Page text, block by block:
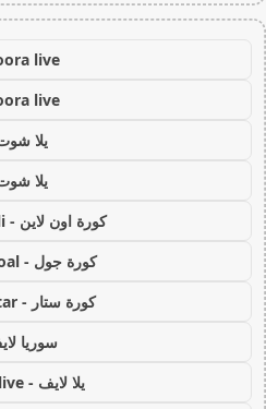
live
live
يلا
يلا
كورة اون لاين - kora onli
كورة جول - kora goal
كورة ستار - kora star
سوريا
يلا لايف - yalla live